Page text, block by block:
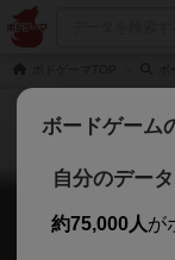
ブ
ボードゲーム
自分のデー
約75,000人が